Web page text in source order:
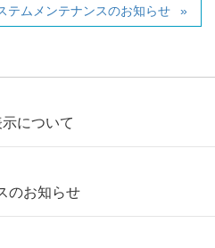
テムメンテナンスのお知らせ
について
のお知らせ